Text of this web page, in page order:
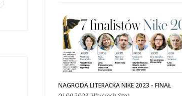
NAGRODA LITERACKA NIKE 2023 - FINAŁ